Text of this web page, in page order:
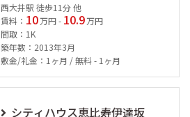
西大井駅 徒歩11分 他
賃料： 10 万円 - 10.9 万円
間取：1K
築年数：2013年3月
敷金/礼金：1ヶ月 / 無料 - 1ヶ月
シティハウス恵比寿伊達坂